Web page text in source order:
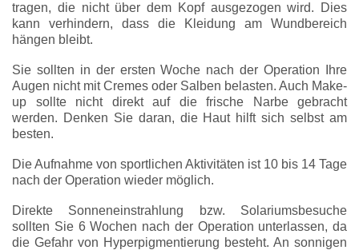
tragen, die nicht über dem Kopf ausgezogen wird. Dies
kann verhindern, dass die Kleidung am Wundbereich
hängen bleibt.
Sie sollten in der ersten Woche nach der Operation Ihre
Augen nicht mit Cremes oder Salben belasten. Auch Make-
up sollte nicht direkt auf die frische Narbe gebracht
werden. Denken Sie daran, die Haut hilft sich selbst am
besten.
Die Aufnahme von sportlichen Aktivitäten ist 10 bis 14 Tage
nach der Operation wieder möglich.
Direkte Sonneneinstrahlung bzw. Solariumsbesuche
sollten Sie 6 Wochen nach der Operation unterlassen, da
die Gefahr von Hyperpigmentierung besteht. An sonnigen